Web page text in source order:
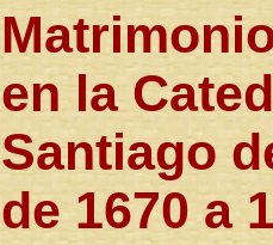
en la
Santiago
de 1670 a